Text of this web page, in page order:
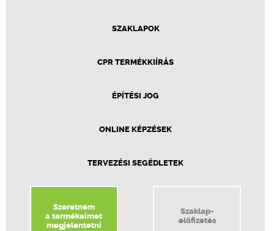
SZAKLAPOK
CPR TERMÉKKIÍRÁS
ÉPÍTÉSI JOG
ONLINE KÉPZÉSEK
TERVEZÉSI SEGÉDLETEK
Szeretném
a termékeimet
megjelentetni
Szaklap-
előfizetés